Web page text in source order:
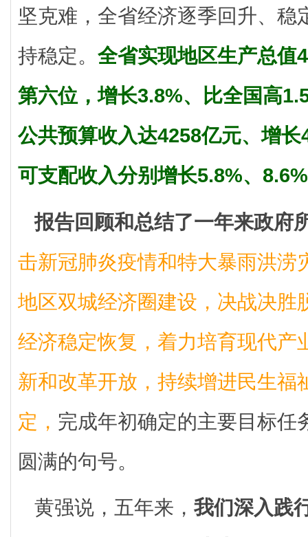
坚克难，全省经济逐季回升、稳
持稳定。 全省实现地区生产总值
第六位，增长3.8%、比全国高
公共预算收入达4258亿元、增
可支配收入分别增长5.8%、
报告回顾和总结了一年来政府
击新冠肺炎疫情和特大暴雨洪涝
地区双城经济圈建设，决战决胜
经济稳定恢复，着力培育现代产
新和改革开放，持续增进民生福
定， 完成年初确定的主要目标任
圆满的句号。
黄强说，五年来， 我们深入践